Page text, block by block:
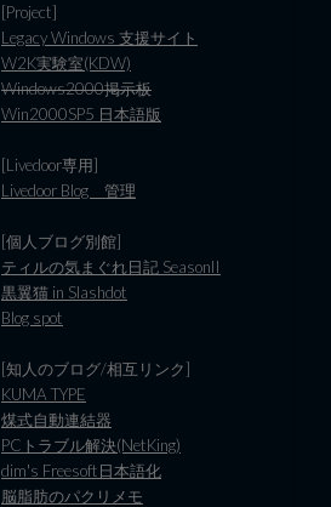
[Project]
Legacy Windows 支援サイト
W2K実験室(KDW)
Windows2000掲示板
Win2000SP5 日本語版
[Livedoor専用]
Livedoor Blog 管理
[個人ブログ別館]
ティルの気まぐれ日記 SeasonII
黒翼猫 in Slashdot
Blog spot
[知人のブログ/相互リンク]
KUMA TYPE
煤式自動連結器
PCトラブル解決(NetKing)
dim's Freesoft日本語化
脳脂肪のパクリメモ